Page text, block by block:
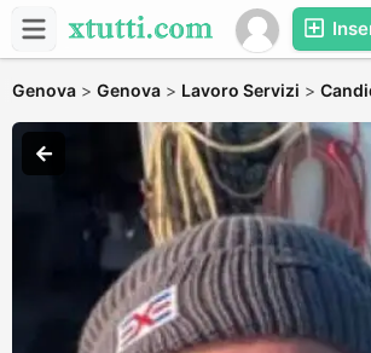
Genova > Genova > Lavoro Servizi >